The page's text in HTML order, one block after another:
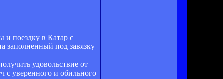
и поездку в Катар с
под завязку
удовольствие от
с уверенного и обильного